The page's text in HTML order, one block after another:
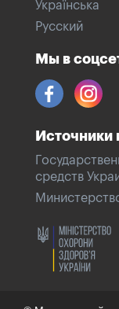
Українська
Русский
Мы в
средств